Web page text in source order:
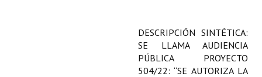
DESCRIPCIÓN SINTÉTICA:
SE LLAMA AUDIENCIA
PÚBLICA PROYECTO
504/22: “SE AUTORIZA LA